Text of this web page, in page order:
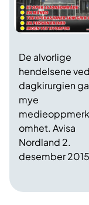
De alvorlige
hendelsene ved
dagkirurgien ga
mye
omhet. Avisa
Nordland 2.
desember 2015